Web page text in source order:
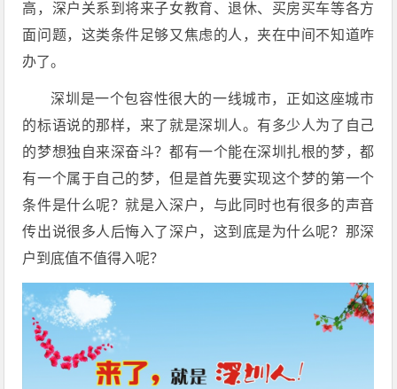
高，深户关系到将来子女教育、退休、买房买车等各方
面问题，这类条件足够又焦虑的人，夹在中间不知道咋
办了。
深圳是一个包容性很大的一线城市，正如这座城市
的标语说的那样，来了就是深圳人。有多少人为了自己
的梦想独自来深奋斗？都有一个能在深圳扎根的梦，都
有一个属于自己的梦，但是首先要实现这个梦的第一个
条件是什么呢？就是入深户，与此同时也有很多的声音
传出说很多人后悔入了深户，这到底是为什么呢？那深
户到底值不值得入呢？